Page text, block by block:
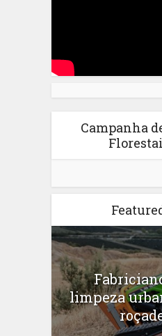
Campanha
limpeza